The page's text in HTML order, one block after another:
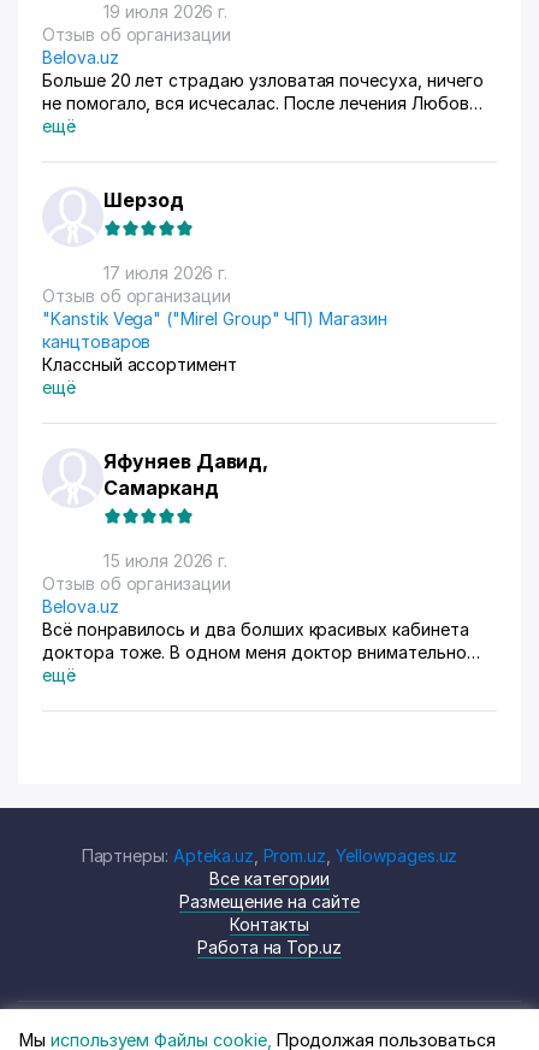
19 июля 2026 г.
Отзыв об организации
Belova.uz
Больше 20 лет страдаю узловатая почесуха, ничего
не помогало, вся исчесалас. После лечения Любов
Владимировны 90% болячек ушло, сейчас
ещё
Шерзод
17 июля 2026 г.
Отзыв об организации
"Kanstik Vega" ("Mirel Group" ЧП) Магазин
канцтоваров
Классный ассортимент
ещё
Яфуняев Давид,
Самарканд
15 июля 2026 г.
Отзыв об организации
Belova.uz
Всё понравилось и два болших красивых кабинета
доктора тоже. В одном меня доктор внимательно
осмотрела. Там на стенах висят в рамках документы,
ещё
Партнеры: Apteka.uz Prom.uz ,Yellowpages.uz
Все категории
Размещение на сайте
Контакты
Работа на Top.uz
Мы используем Файлы cookie, Продолжая пользоваться